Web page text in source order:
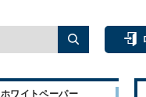
ホワイトペーパー